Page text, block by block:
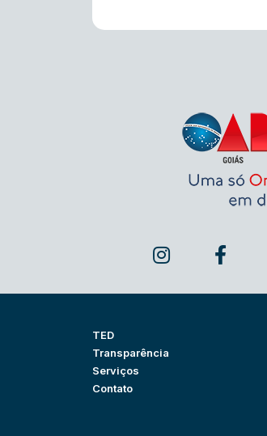
TED
Transparência
Serviços
Contato